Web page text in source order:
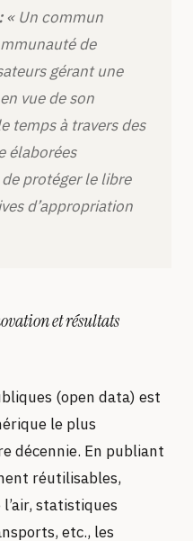
« Un commun
de
gérant une
vue de son
temps à travers des
élaborées
protéger le libre
d’appropriation
et résultats
(open data) est
le plus
décennie. En publiant
réutilisables,
statistiques
etc., les